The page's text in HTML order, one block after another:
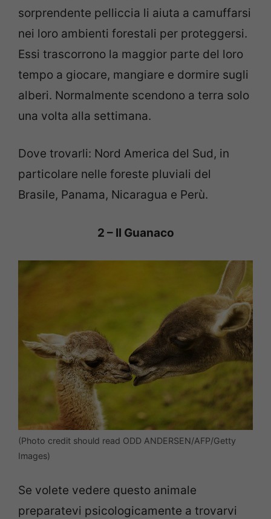
sorprendente pelliccia li aiuta a camuffarsi
nei loro ambienti forestali per proteggersi.
Essi trascorrono la maggior parte del loro
tempo a giocare, mangiare e dormire sugli
alberi. Normalmente scendono a terra solo
una volta alla settimana.
Dove trovarli: Nord America del Sud, in
particolare nelle foreste pluviali del
Brasile, Panama, Nicaragua e Perù.
2 – Il Guanaco
(Photo credit should read ODD ANDERSEN/AFP/Getty
Images)
Se volete vedere questo animale
preparatevi psicologicamente a trovarvi